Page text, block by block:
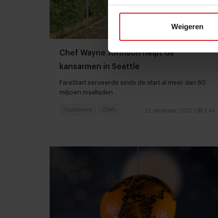
Weigeren
Chef Wayne Johnson helpt de
kansarmen in Seattle
FareStart serveerde sinds de start al meer dan 60
miljoen maaltijden
22 december 2022 2:43
Foodservice Chefs